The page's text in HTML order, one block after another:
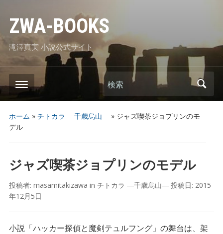
ZWA-BOOKS
滝澤真実 小説公式サイト
検索
ホーム » チトカラ ―千歳烏山―» ジャズ喫茶ジョプリンのモ
デル
ジャズ喫茶ジョプリンのモデル
投稿者: masamitakizawa in チトカラ ―千歳烏山―投稿日: 2015
年12月5日
小説「ハッカー探偵と魔剣テュルフング」の舞台は、架